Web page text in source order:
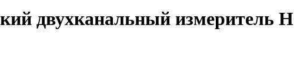
двухканальный измеритель